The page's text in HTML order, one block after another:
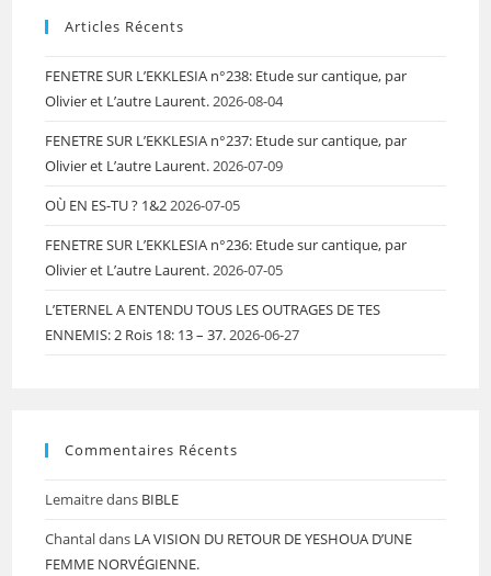
Articles Récents
FENETRE SUR L’EKKLESIA n°238: Etude sur cantique, par
Olivier et L’autre Laurent.2026-08-04
FENETRE SUR L’EKKLESIA n°237: Etude sur cantique, par
Olivier et L’autre Laurent.2026-07-09
OÙ EN ES-TU ? 1&22026-07-05
FENETRE SUR L’EKKLESIA n°236: Etude sur cantique, par
Olivier et L’autre Laurent.2026-07-05
L’ETERNEL A ENTENDU TOUS LES OUTRAGES DE TES
ENNEMIS: 2 Rois 18: 13 – 37.2026-06-27
Commentaires Récents
Lemaitredans BIBLE
Chantaldans LA VISION DU RETOUR DE YESHOUA D’UNE
FEMME NORVÉGIENNE.